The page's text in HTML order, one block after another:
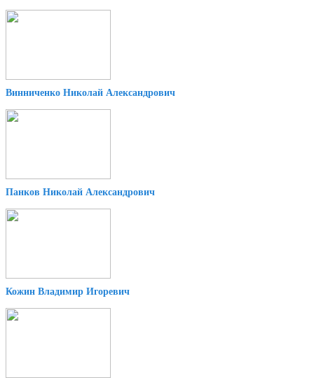
Винниченко Николай Александрович
Панков Николай Александрович
Кожин Владимир Игоревич